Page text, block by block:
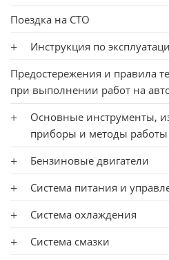
Поездка на СТО
Инструкция по
Предостережения и правила
при выполнении работ на
Основные инструменты,
приборы и методы
Бензиновые двигатели
Система питания и
Система охлаждения
Система смазки